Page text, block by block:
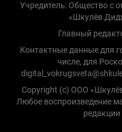
Учредитель: Общество с
«Шкулёв
Главный
Контактные данные для
числе, для
Copyright (с) ООО
Любое воспроизведение